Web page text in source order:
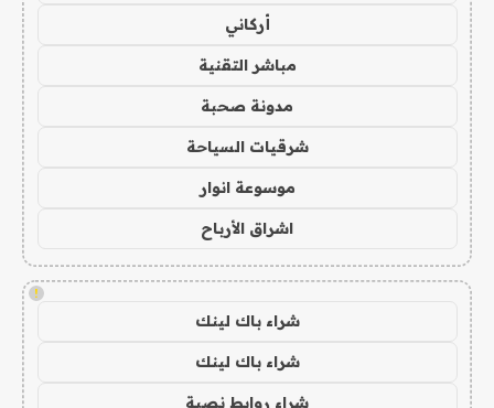
أركاني
مباشر التقنية
مدونة صحبة
شرقيات السياحة
موسوعة انوار
اشراق الأرباح
!
شراء باك لينك
شراء باك لينك
شراء روابط نصية